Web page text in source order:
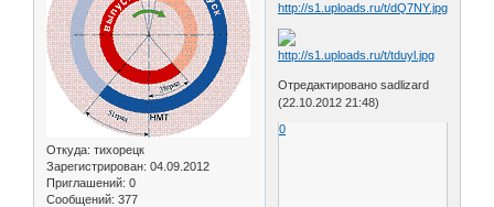
Откуда: тихорецк
Зарегистрирован: 04.09.2012
Приглашений: 0
Сообщений: 377
Отредактировано sadlizard
(22.10.2012 21:48)
0